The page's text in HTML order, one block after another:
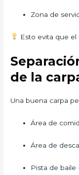
Zona de
Esto evita que el
de la
Una buena carpa
Área de
Área de
Pista de baile